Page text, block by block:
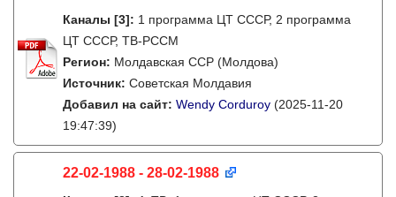
Каналы [3]: 1 программа ЦТ СССР, 2 программа
ЦТ СССР, ТВ-РССМ
Регион: Молдавская ССР (Молдова)
Источник: Советская Молдавия
Добавил на сайт: Wendy Corduroy (2025-11-20
19:47:39)
22-02-1988 - 28-02-1988